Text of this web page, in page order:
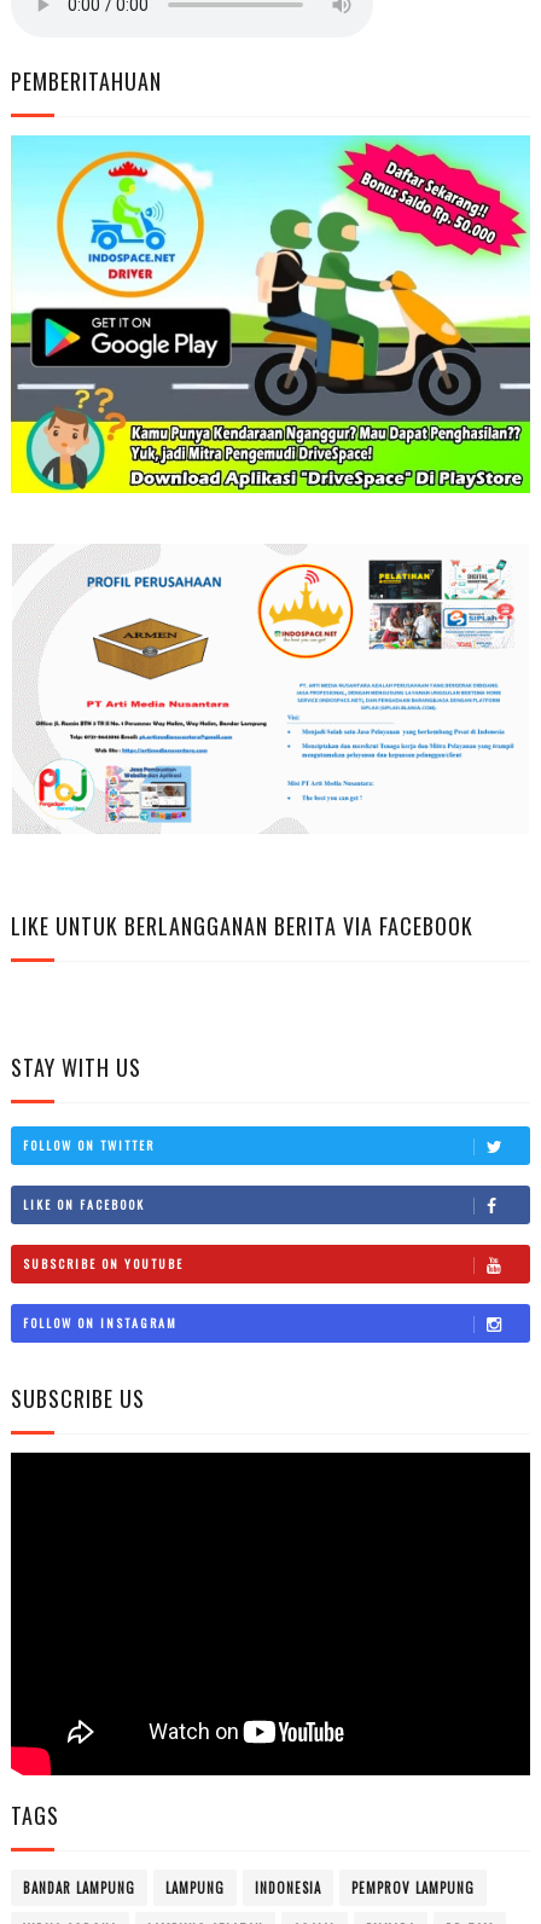
PEMBERITAHUAN
LIKE UNTUK BERLANGGANAN BERITA VIA FACEBOOK
STAY WITH US
FOLLOW ON TWITTER
LIKE ON FACEBOOK
SUBSCRIBE ON YOUTUBE
FOLLOW ON INSTAGRAM
SUBSCRIBE US
TAGS
BANDAR LAMPUNG LAMPUNG INDONESIA PEMPROV LAMPUNG